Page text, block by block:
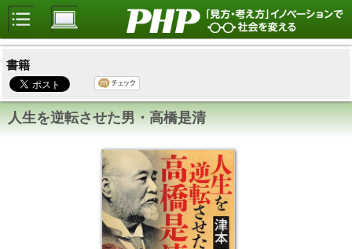
書籍
人生を逆転させた男・高橋是清